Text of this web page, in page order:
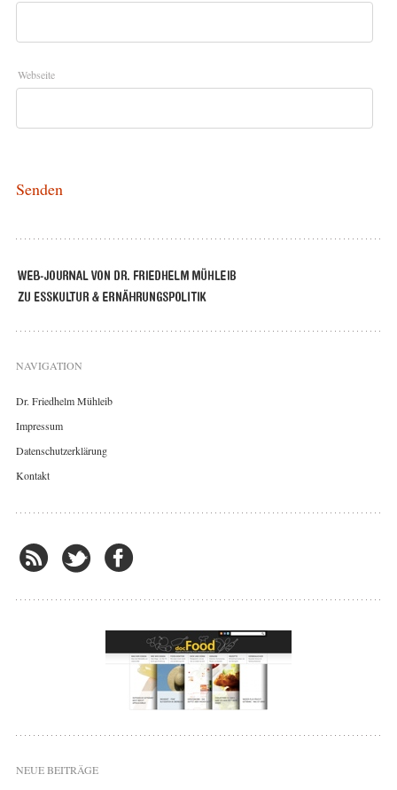
Webseite
NAVIGATION
Dr. Friedhelm Mühleib
Impressum
Datenschutzerklärung
Kontakt
NEUE BEITRÄGE